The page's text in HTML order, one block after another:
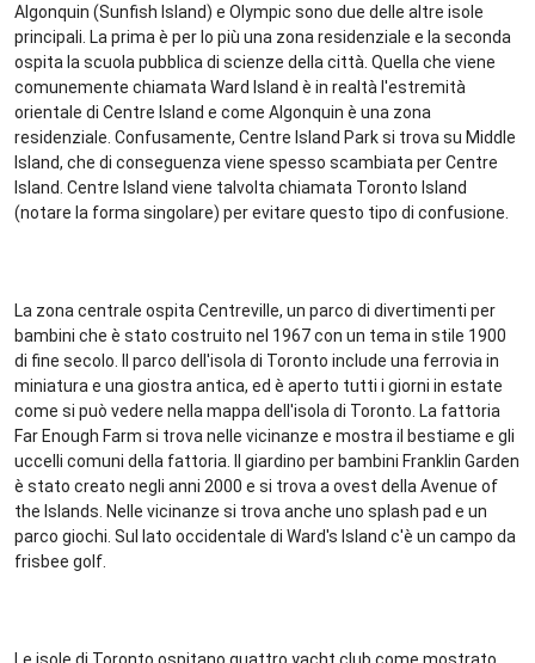
Algonquin (Sunfish Island) e Olympic sono due delle altre isole
principali. La prima è per lo più una zona residenziale e la seconda
ospita la scuola pubblica di scienze della città. Quella che viene
comunemente chiamata Ward Island è in realtà l'estremità
orientale di Centre Island e come Algonquin è una zona
residenziale. Confusamente, Centre Island Park si trova su Middle
Island, che di conseguenza viene spesso scambiata per Centre
Island. Centre Island viene talvolta chiamata Toronto Island
(notare la forma singolare) per evitare questo tipo di confusione.
La zona centrale ospita Centreville, un parco di divertimenti per
bambini che è stato costruito nel 1967 con un tema in stile 1900
di fine secolo. Il parco dell'isola di Toronto include una ferrovia in
miniatura e una giostra antica, ed è aperto tutti i giorni in estate
come si può vedere nella mappa dell'isola di Toronto. La fattoria
Far Enough Farm si trova nelle vicinanze e mostra il bestiame e gli
uccelli comuni della fattoria. Il giardino per bambini Franklin Garden
è stato creato negli anni 2000 e si trova a ovest della Avenue of
the Islands. Nelle vicinanze si trova anche uno splash pad e un
parco giochi. Sul lato occidentale di Ward's Island c'è un campo da
frisbee golf.
Le isole di Toronto ospitano quattro yacht club come mostrato